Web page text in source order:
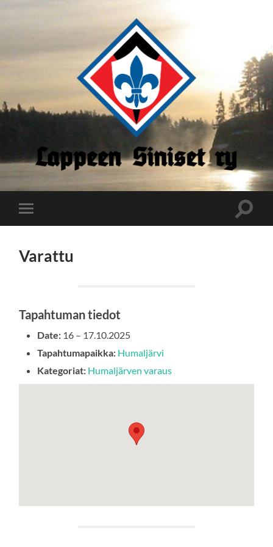
Siniset
Toggle
mobile
Toggle
Varattu
Tapahtuman tiedot
Date: 16 – 17.10.2025
Tapahtumapaikka: Humaljärvi
Kategoriat: Humaljärven varaus